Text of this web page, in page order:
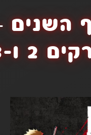
השנים